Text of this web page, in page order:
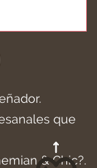
que
& Chic?.